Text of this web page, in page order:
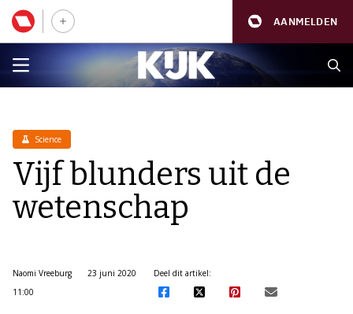
AANMELDEN
Science
Vijf blunders uit de
wetenschap
Naomi Vreeburg
23 juni 2020
11:00
Deel dit artikel: